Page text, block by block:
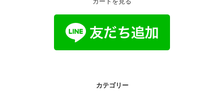
カートを見る
カテゴリー